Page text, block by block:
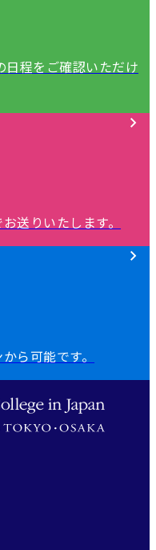
日程をご確認いただけ
送りいたします。
ら可能です。